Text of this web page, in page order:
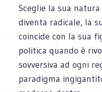
Sceglie la sua
diventa radicale, la
coincide con la sua
politica quando è
sovversiva ad ogni
paradigma